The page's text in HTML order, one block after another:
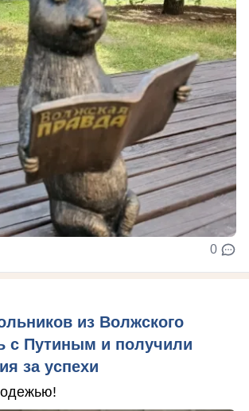
0
из Волжского
с Путиным и получили
за успехи